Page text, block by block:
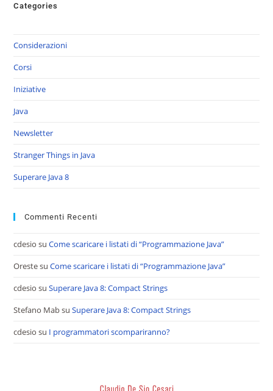
Categories
Considerazioni
Corsi
Iniziative
Java
Newsletter
Stranger Things in Java
Superare Java 8
Commenti Recenti
cdesio suCome scaricare i listati di “Programmazione Java”
OrestesuCome scaricare i listati di “Programmazione Java”
cdesio suSuperare Java 8: Compact Strings
Stefano MabsuSuperare Java 8: Compact Strings
cdesio su I programmatori scompariranno?